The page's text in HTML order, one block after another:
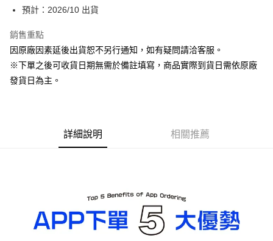
ATM付款
運送方式
預購-全家取貨付款(舊)
預購-7-11取貨付款(舊)
每筆NT$90，滿NT$3,000(含以上)免運費
預購-宅配(舊)
每筆NT$120，滿NT$3,000(含以上)免運費
預計：2026/10 出貨
銷售重點
因原廠因素延後出貨恕不另行通知，如有疑問請洽客服。
※下單之後可收貨日期無需於備註填寫，商品實際到貨日需依原廠
發貨日為主。
詳細說明 相關推薦